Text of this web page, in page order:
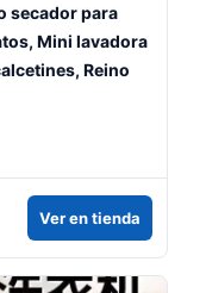
secador para
Mini lavadora
Reino
Ver en tienda